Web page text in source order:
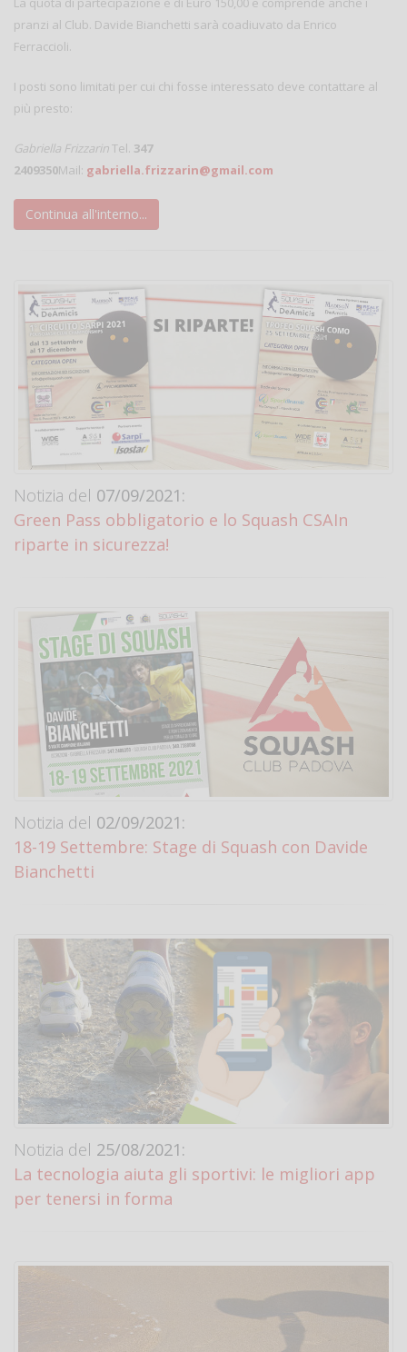
pranzi al Club. Davide Bianchetti sarà coadiuvato da Enrico
Ferraccioli.
I posti sono limitati per cui chi fosse interessato deve contattare al
più presto:
Gabriella FrizzarinTel. 347
2409350Mail: gabriella.frizzarin@gmail.com
Continua all'interno...
Notizia del 07/09/2021:
Green Pass obbligatorio e lo Squash CSAIn
riparte in sicurezza!
Notizia del 02/09/2021:
18-19 Settembre: Stage di Squash con Davide
Bianchetti
Notizia del 25/08/2021:
La tecnologia aiuta gli sportivi: le migliori app
per tenersi in forma